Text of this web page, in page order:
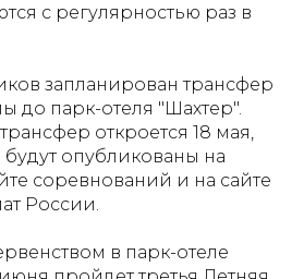
с регулярностью раз в
запланирован трансфер
до парк-отеля "Шахтер".
откроется 18 мая,
опубликованы на
соревнований и на сайте
России.
в парк-отеле